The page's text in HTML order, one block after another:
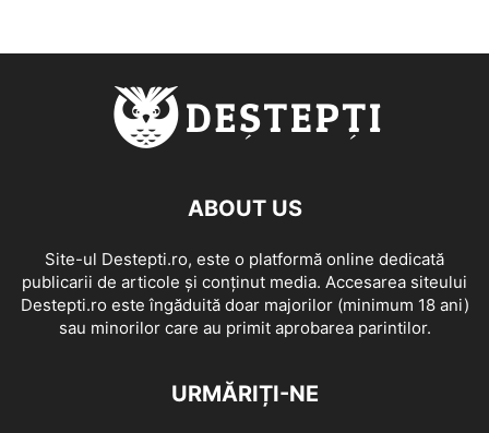
ABOUT US
Site-ul Destepti.ro, este o platformă online dedicată
publicarii de articole și conținut media. Accesarea siteului
Destepti.ro este îngăduită doar majorilor (minimum 18 ani)
sau minorilor care au primit aprobarea parintilor.
URMĂRIȚI-NE